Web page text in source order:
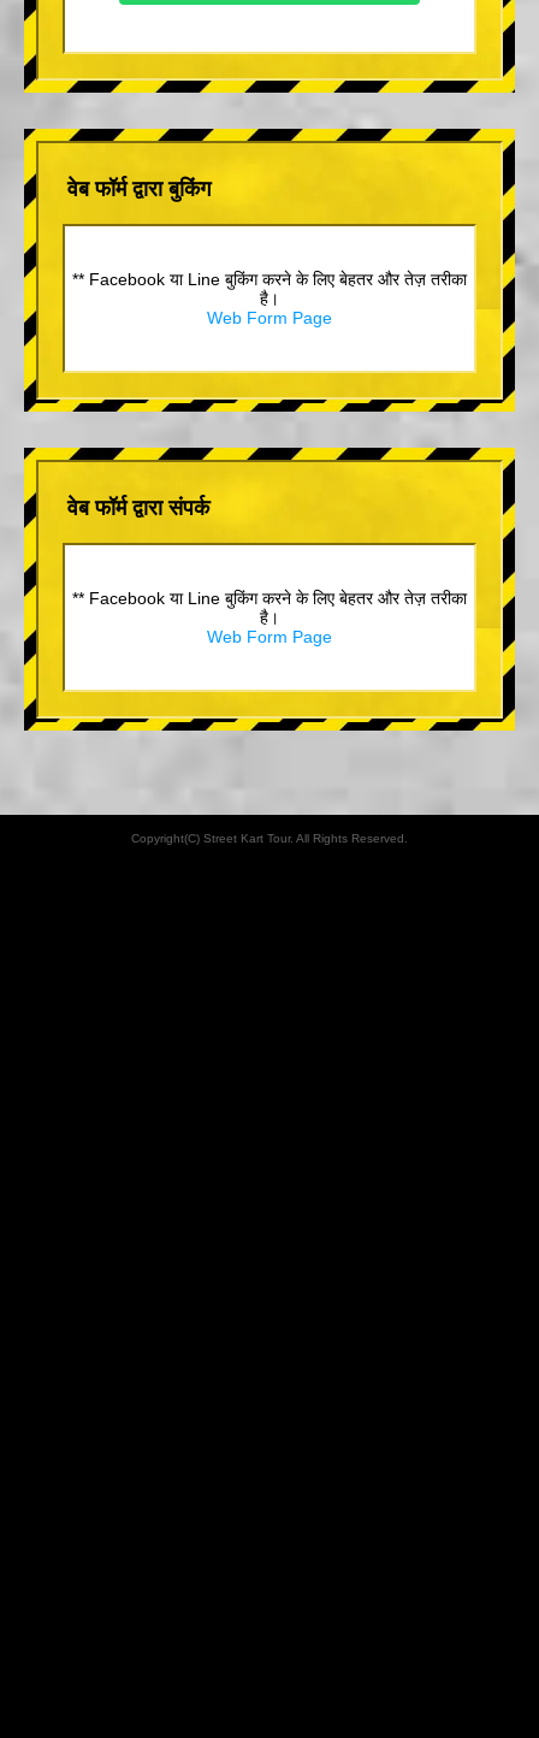
वेब फॉर्म द्वारा बुकिंग
** Facebook या Line बुकिंग करने के लिए बेहतर और तेज़ तरीका
है।
Web Form Page
वेब फॉर्म द्वारा संपर्क
** Facebook या Line बुकिंग करने के लिए बेहतर और तेज़ तरीका
है।
Web Form Page
Copyright(C) Street Kart Tour. All Rights Reserved.